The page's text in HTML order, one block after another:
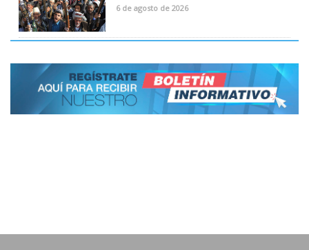
6 de agosto de 2026